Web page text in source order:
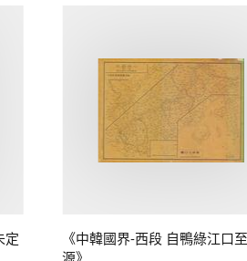
定
《中韓國界-西段 自鴨綠江口
源》